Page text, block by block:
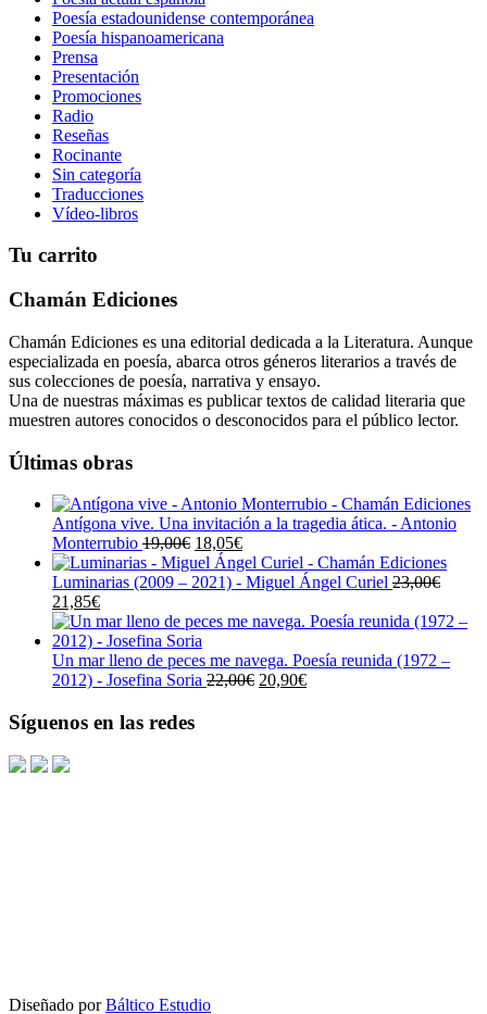
Poesía estadounidense contemporánea
Poesía hispanoamericana
Prensa
Presentación
Promociones
Radio
Reseñas
Rocinante
Sin categoría
Traducciones
Vídeo-libros
Tu carrito
Chamán Ediciones
Chamán Ediciones es una editorial dedicada a la Literatura. Aunque
especializada en poesía, abarca otros géneros literarios a través de
sus colecciones de poesía, narrativa y ensayo.
Una de nuestras máximas es publicar textos de calidad literaria que
muestren autores conocidos o desconocidos para el público lector.
Últimas obras
Antígona vive. Una invitación a la tragedia ática. - Antonio
Monterrubio 19,00€ El
precio
original
19,00€.
18,05€El
precio
actual
18,05€.
Luminarias (2009 – 2021) - Miguel Ángel Curiel 23,00€
El
precio
original
era:
23,00€.
21,85€El
precio
actual
es:
21,85€.
Un mar lleno de peces me navega. Poesía reunida (1972 –
2012) - Josefina Soria 22,00€ El
20,90€El
Síguenos en las redes
Diseñado porBáltico Estudio